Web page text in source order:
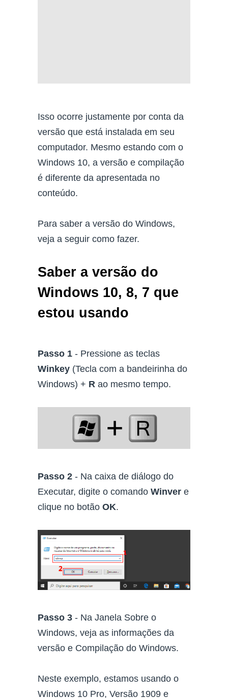
Isso ocorre justamente por conta da
versão que está instalada em seu
computador. Mesmo estando com o
Windows 10, a versão e compilação
é diferente da apresentada no
conteúdo.
Para saber a versão do Windows,
veja a seguir como fazer.
Saber a versão do
Windows 10, 8, 7 que
estou usando
Passo 1 - Pressione as teclas
Winkey (Tecla com a bandeirinha do
Windows) + R ao mesmo tempo.
Passo 2 - Na caixa de diálogo do
Executar, digite o comando Winver e
clique no botão OK.
Passo 3 - Na Janela Sobre o
Windows, veja as informações da
versão e Compilação do Windows.
Neste exemplo, estamos usando o
Windows 10 Pro, Versão 1909 e